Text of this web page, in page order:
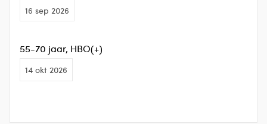
16 sep 2026
55-70 jaar, HBO(+)
14 okt 2026